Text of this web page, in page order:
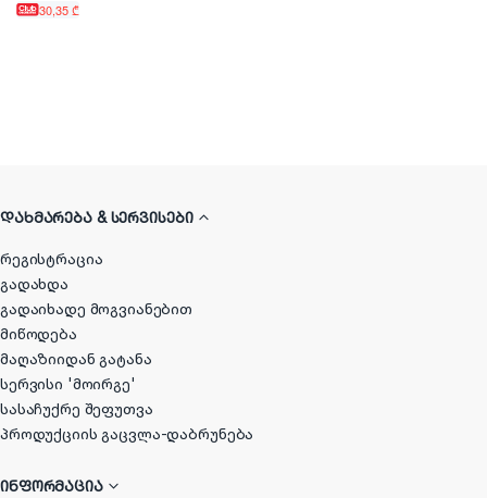
30,35 ₾
ᲓᲐᲮᲛᲐᲠᲔᲑᲐ & ᲡᲔᲠᲕᲘᲡᲔᲑᲘ
რეგისტრაცია
გადახდა
გადაიხადე მოგვიანებით
მიწოდება
მაღაზიიდან გატანა
სერვისი 'მოირგე'
სასაჩუქრე შეფუთვა
პროდუქციის გაცვლა-დაბრუნება
ᲘᲜᲤᲝᲠᲛᲐᲪᲘᲐ